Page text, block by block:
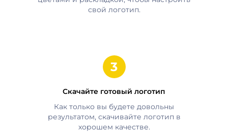
свой логотип.
Скачайте готовый логотип
Как только вы будете довольны
результатом, скачивайте логотип в
хорошем качестве.